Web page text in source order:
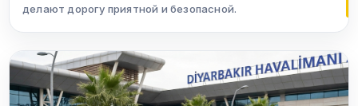
делают дорогу приятной и безопасной.